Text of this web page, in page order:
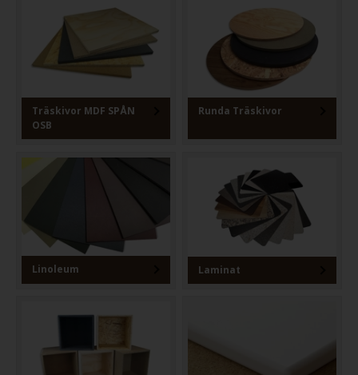
Träskivor MDF SPÅN
OSB
Runda Träskivor
Linoleum Laminat